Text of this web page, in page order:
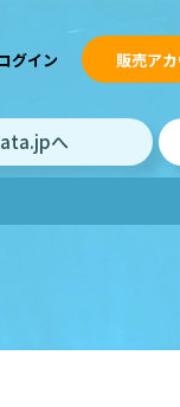
グイン 販売ア
へ